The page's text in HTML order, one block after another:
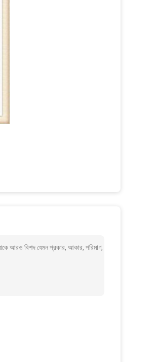
আরও বিশদ যেমন প্রকার, আকার, পরিমাণ,